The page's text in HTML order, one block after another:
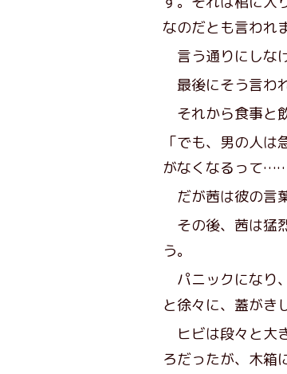
なのだとも言われ
言う通りにしな
最後にそう言わ
それから食事と
「でも、男の人
がなくなるって……
だが茜は彼の言
その後、茜は猛
う。
パニックになり
と徐々に、蓋がき
ヒビは段々と大
ろだったが、木箱